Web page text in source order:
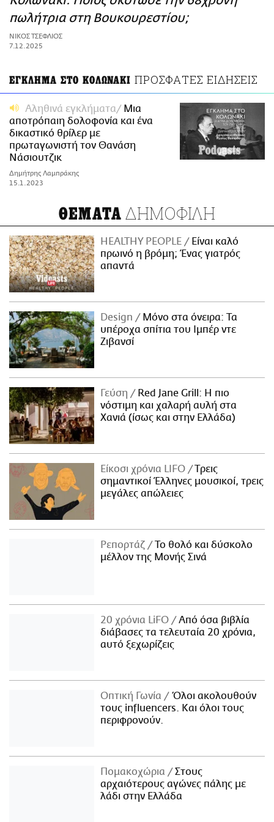
ΑΜΠΑ
PRINT
πωλήτρια στη Βουκουρεστίου;
ΝΙΚΟΣ ΤΣΕΦΛΙΟΣ
7.12.2025
ΕΓΚΛΗΜΑ ΣΤΟ ΚΟΛΩΝΑΚΙ ΠΡΟΣΦΑΤΕΣ ΕΙΔΗΣΕΙΣ
Αληθινά εγκλήματα
Μια
αποτρόπαιη δολοφονία και ένα
δικαστικό θρίλερ με
πρωταγωνιστή τον Θανάση
Νάσιουτζικ
Δημήτρης Λαμπράκης
15.1.2023
ΘΕΜΑΤΑ ΔΗΜΟΦΙΛΗ
HEALTHY PEOPLE
Είναι καλό
πρωινό η βρόμη; Ένας γιατρός
απαντά
Design
Μόνο στα όνειρα: Τα
υπέροχα σπίτια του Ιμπέρ ντε
Ζιβανσί
Γεύση
Red Jane Grill: Η πιο
νόστιμη και χαλαρή αυλή στα
Χανιά (ίσως και στην Ελλάδα)
Είκοσι χρόνια LIFO
Tρεις
σημαντικοί Έλληνες μουσικοί, τρεις
μεγάλες απώλειες
Ρεπορτάζ
Το θολό και δύσκολο
μέλλον της Μονής Σινά
20 χρόνια LiFO
Από όσα βιβλία
διάβασες τα τελευταία 20 χρόνια,
αυτό ξεχωρίζεις
Οπτική Γωνία
Όλοι ακολουθούν
τους influencers. Και όλοι τους
περιφρονούν.
Πομακοχώρια
Στους
αρχαιότερους αγώνες πάλης με
λάδι στην Ελλάδα